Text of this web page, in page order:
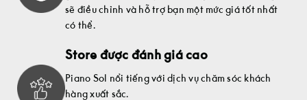
sẽ điều chỉnh và hỗ trợ bạn một mức giá tốt nhất
có thể.
Store được đánh giá cao
Piano Sol nổi tiếng với dịch vụ chăm sóc khách
hàng xuất sắc.